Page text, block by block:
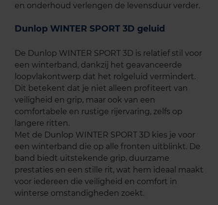
en onderhoud verlengen de levensduur verder.
Dunlop WINTER SPORT 3D geluid
De Dunlop WINTER SPORT 3D is relatief stil voor
een winterband, dankzij het geavanceerde
loopvlakontwerp dat het rolgeluid vermindert.
Dit betekent dat je niet alleen profiteert van
veiligheid en grip, maar ook van een
comfortabele en rustige rijervaring, zelfs op
langere ritten.
Met de Dunlop WINTER SPORT 3D kies je voor
een winterband die op alle fronten uitblinkt. De
band biedt uitstekende grip, duurzame
prestaties en een stille rit, wat hem ideaal maakt
voor iedereen die veiligheid en comfort in
winterse omstandigheden zoekt.